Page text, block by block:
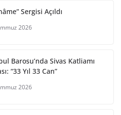
Sergisi Açıldı
2026
Barosu’nda Sivas Katliamı
“33 Yıl 33 Can”
2026